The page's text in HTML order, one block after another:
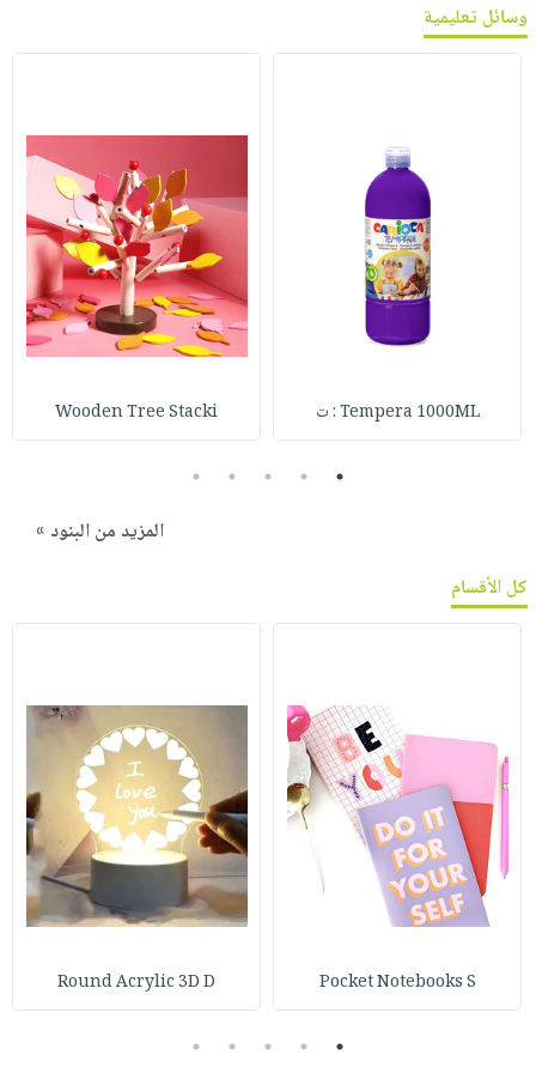
وسائل تعليمية
Tempera 1000ML : ت Wooden Tree Stacki
1
2
3
4
5
المزيد من البنود »
كل الأقسام
Pocket Notebooks S
Round Acrylic 3D D
1
2
3
4
5